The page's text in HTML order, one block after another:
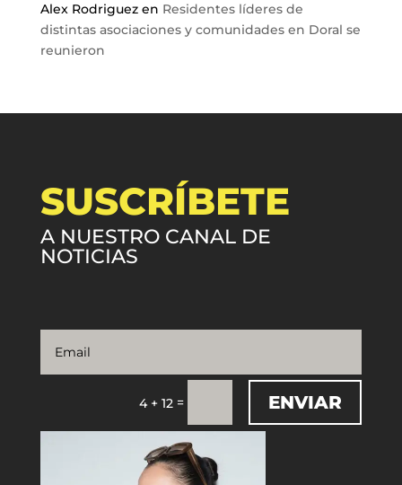
Alex Rodriguezen Residentes líderes de
distintas asociaciones y comunidades en Doral se
reunieron
SUSCRÍBETE
A NUESTRO CANAL DE
NOTICIAS
4 + 12 = ENVIAR